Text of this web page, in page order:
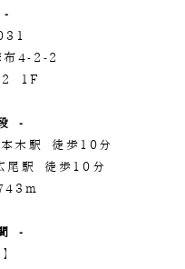
-
布4-2-2
1F
-
木駅 徒歩10分
尾駅 徒歩10分
-